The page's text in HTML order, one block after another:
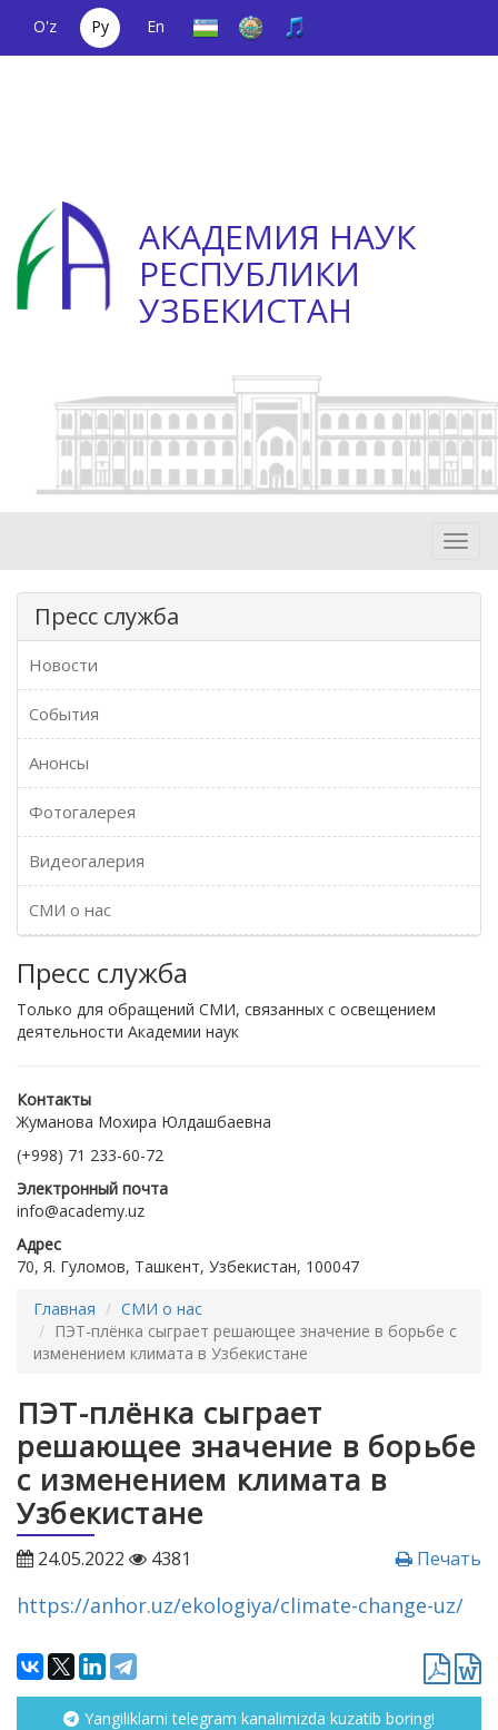
O'z Ру
En
АКАДЕМИЯ НАУК
РЕСПУБЛИКИ
УЗБЕКИСТАН
Пресс служба
Новости
События
Анонсы
Фотогалерея
Видеогалерия
СМИ о нас
Пресс служба
Только для обращений СМИ, связанных с освещением
деятельности Академии наук
Контакты
Жуманова Мохира Юлдашбаевна
(+998) 71 233-60-72
Электронный почта
info@academy.uz
Адрес
70, Я. Гуломов, Ташкент, Узбекистан, 100047
Главная
СМИ о нас
ПЭТ-плёнка сыграет решающее значение в борьбе с
изменением климата в Узбекистане
ПЭТ-плёнка сыграет
решающее значение в борьбе
с изменением климата в
Узбекистане
24.05.2022 4381 Печать
https://anhor.uz/ekologiya/climate-change-uz/
Yangiliklarni telegram kanalimizda kuzatib boring!